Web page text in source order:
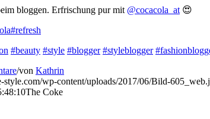
bloggen. Erfrischung pur mit @cocacola_at 😍
#refresh
#beauty #style #blogger #styleblogger
/von Kathrin
style.com/wp-content/uploads/2017/06/Bild-
The Coke